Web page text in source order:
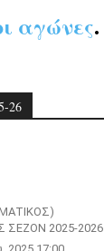
αγώνες.
26
2025-2026